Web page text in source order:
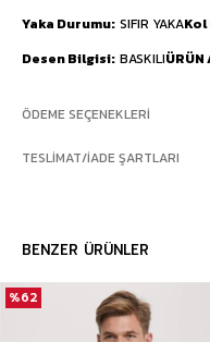
Yaka Durumu SIFIR YAKAKol
Desen Bilgisi BASKILIÜRÜN
ÖDEME SEÇENEKLERI
TESLIMAT/İADE ŞARTLARI
BENZER ÜRÜNLER
%62